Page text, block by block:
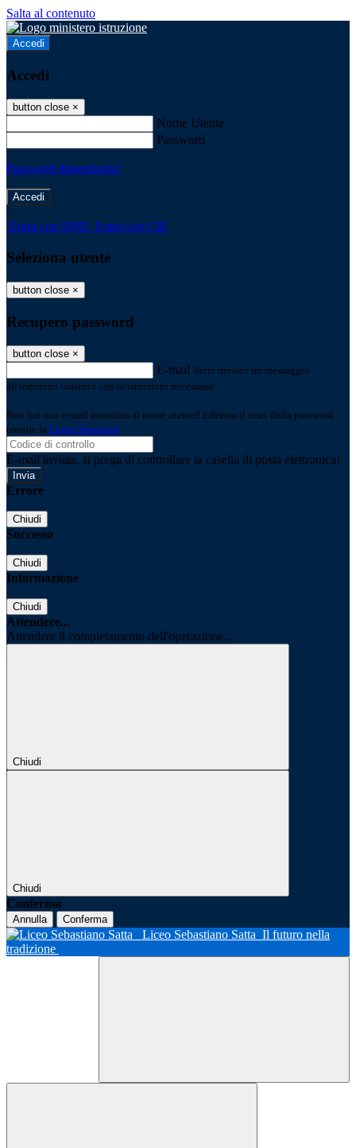
Salta al contenuto
Accedi
Accedi
button close ×
Nome Utente
Password
Password dimenticata?
-
Entra con SPID Entra con CIE
Seleziona utente
button close ×
Recupero password
button close ×
E-mail Verrà inviato un messaggio
all'indirizzo indicato con le istruzioni necessarie.
Non hai una e-mail associata al nome utente? Effettua il reset della password
tramite la Login Spaggiari
E-mail inviata, si prega di controllare la casella di posta elettronica!
Errore
Chiudi
Successo
Chiudi
Informazione
Chiudi
Attendere...
Attendere il completamento dell'operazione...
Chiudi
Chiudi
Conferma
Annulla Conferma
Liceo Sebastiano Satta Il futuro nella
tradizione